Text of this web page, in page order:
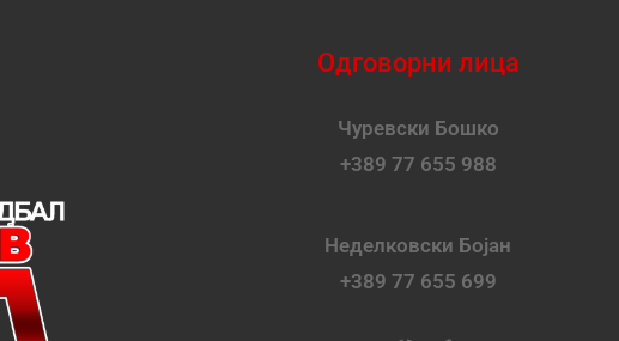
Одговорни лица
Чуревски Бошко
+389 77 655 988
Неделковски Бојан
+389 77 655 699